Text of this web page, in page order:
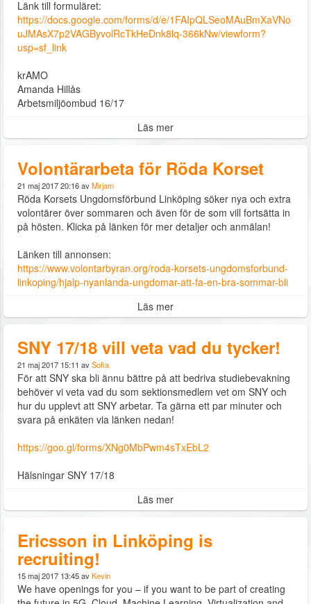
Länk till formuläret:
https://docs.google.com/forms/d/e/1FAIpQLSeoMAuBmXaVNo
uJMAsX7p2VAGByvolRcTkHeDnk8lq-366kNw/viewform?
usp=sf_link
krAMO
Amanda Hillås
Arbetsmiljöombud 16/17
Läs mer
Volontärarbeta för Röda Korset
21 maj 2017 20:16 avMirjam
Röda Korsets Ungdomsförbund Linköping söker nya och extra
volontärer över sommaren och även för de som vill fortsätta in
på hösten. Klicka på länken för mer detaljer och anmälan!
Länken till annonsen:
https://www.volontarbyran.org/roda-korsets-ungdomsforbund-
linkoping/hjalp-nyanlanda-ungdomar-att-fa-en-bra-sommar-bli
Läs mer
SNY 17/18 vill veta vad du tycker!
21 maj 2017 15:11 avSofia
För att SNY ska bli ännu bättre på att bedriva studiebevakning
behöver vi veta vad du som sektionsmedlem vet om SNY och
hur du upplevt att SNY arbetar. Ta gärna ett par minuter och
svara på enkäten via länken nedan!
https://goo.gl/forms/XNg0MbPwm4sTxEbL2
Hälsningar SNY 17/18
Läs mer
Ericsson in Linköping is
recruiting!
15 maj 2017 13:45 avKevin
We have openings for you – if you want to be part of creating